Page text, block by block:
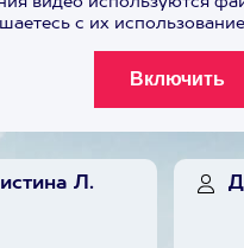
с их
Л.